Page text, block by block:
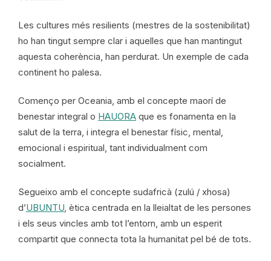
Les cultures més resilients (mestres de la sostenibilitat)
ho han tingut sempre clar i aquelles que han mantingut
aquesta coherència, han perdurat. Un exemple de cada
continent ho palesa.
Començo per Oceania, amb el concepte maorí de
benestar integral o HAUORA que es fonamenta en la
salut de la terra, i integra el benestar físic, mental,
emocional i espiritual, tant individualment com
socialment.
Segueixo amb el concepte sudafricà (zulú / xhosa)
d’UBUNTU, ètica centrada en la lleialtat de les persones
i els seus vincles amb tot l’entorn, amb un esperit
compartit que connecta tota la humanitat pel bé de tots.